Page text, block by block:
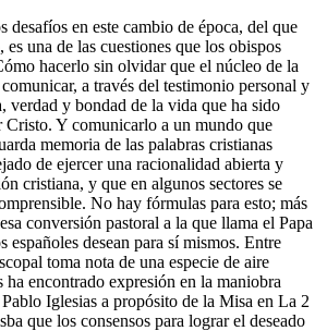
desafíos en este cambio de época, del que
es una de las cuestiones que los obispos
hacerlo sin olvidar que el núcleo de la
a través del testimonio personal y
verdad y bondad de la vida que ha sido
Cristo. Y comunicarlo a un mundo que
memoria de las palabras cristianas
de ejercer una racionalidad abierta y
cristiana, y que en algunos sectores se
No hay fórmulas para esto; más
conversión pastoral a la que llama el Papa
españoles desean para sí mismos. Entre
toma nota de una especie de aire
ha encontrado expresión en la maniobra
Iglesias a propósito de la Misa en La 2
que los consensos para lograr el deseado